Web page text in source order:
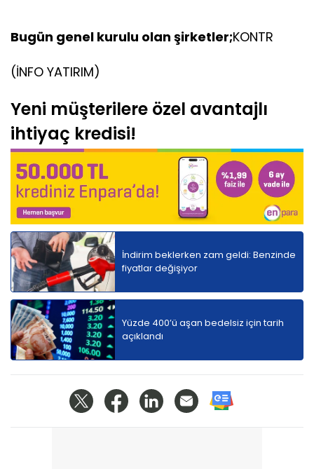
Bugün genel kurulu olan şirketler;KONTR
(İNFO YATIRIM)
Yeni müşterilere özel avantajlı
ihtiyaç kredisi!
İndirim beklerken zam geldi: Benzinde
fiyatlar değişiyor
Yüzde 400’ü aşan bedelsiz için tarih
açıklandı